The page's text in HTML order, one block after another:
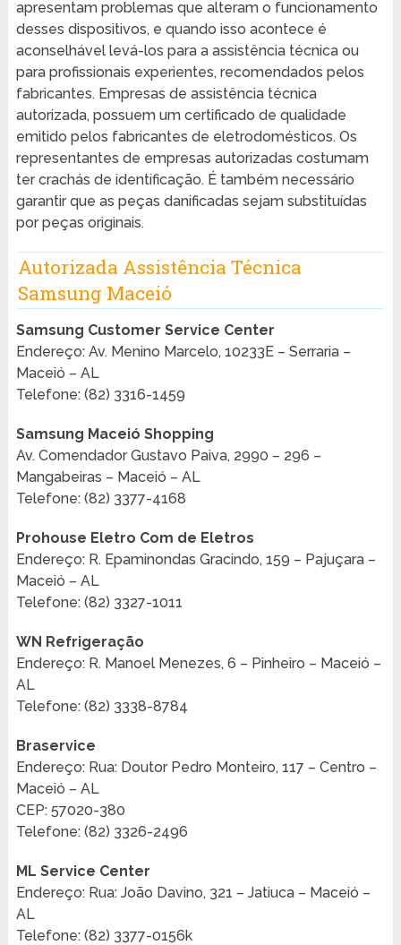
apresentam problemas que alteram o funcionamento
desses dispositivos, e quando isso acontece é
aconselhável levá-los para a assistência técnica ou
para profissionais experientes, recomendados pelos
fabricantes. Empresas de assistência técnica
autorizada, possuem um certificado de qualidade
emitido pelos fabricantes de eletrodomésticos. Os
representantes de empresas autorizadas costumam
ter crachás de identificação. É também necessário
garantir que as peças danificadas sejam substituídas
por peças originais.
Autorizada Assistência Técnica
Samsung Maceió
Samsung Customer Service Center
Endereço: Av. Menino Marcelo, 10233E – Serraria –
Maceió – AL
Telefone: (82) 3316-1459
Samsung Maceió Shopping
Av. Comendador Gustavo Paiva, 2990 – 296 –
Mangabeiras – Maceió – AL
Telefone: (82) 3377-4168
Prohouse Eletro Com de Eletros
Endereço: R. Epaminondas Gracindo, 159 – Pajuçara –
Maceió – AL
Telefone: (82) 3327-1011
WN Refrigeração
Endereço: R. Manoel Menezes, 6 – Pinheiro – Maceió –
AL
Telefone: (82) 3338-8784
Braservice
Endereço: Rua: Doutor Pedro Monteiro, 117 – Centro –
Maceió – AL
CEP: 57020-380
Telefone: (82) 3326-2496
ML Service Center
Endereço: Rua: João Davino, 321 – Jatiuca – Maceió –
AL
Telefone: (82) 3377-0156k